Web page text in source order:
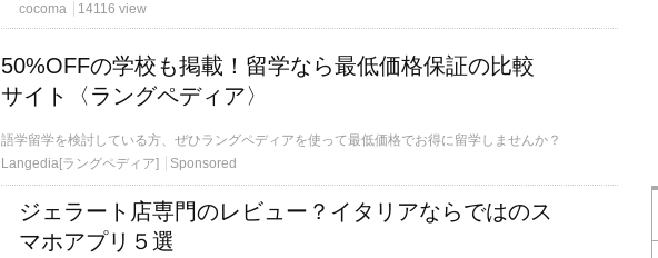
cocoma
14116 view
50%OFFの学校も掲載！留学なら最低価格保証の比較
サイト〈ラングペディア〉
語学留学を検討している方、ぜひラングペディアを使って最低価格でお得に留学しませんか？
Langedia[ラングペディア]
Sponsored
ジェラート店専門のレビュー？イタリアならではのス
マホアプリ５選